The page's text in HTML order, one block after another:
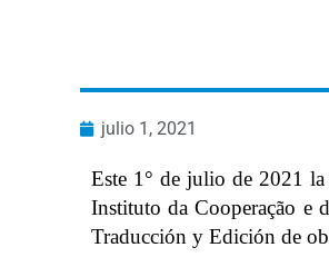
julio 1, 2021
Este 1° de julio de 2021
Instituto da Cooperação e
Traducción y Edición de